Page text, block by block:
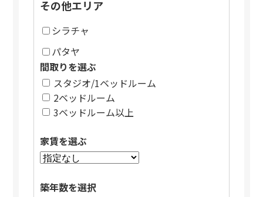
その他エリア
シラチャ
パタヤ
間取りを選ぶ
スタジオ/1ベッドルーム
2ベッドルーム
3ベッドルーム以上
家賃を選ぶ
築年数を選択